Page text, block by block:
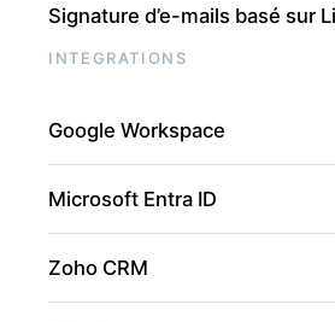
Signature d’e-mails basé sur
INTEGRATIONS
Google Workspace
Microsoft Entra ID
Zoho CRM